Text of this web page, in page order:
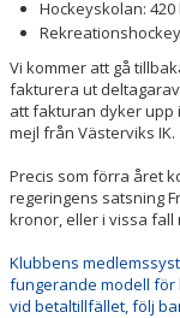
Hockeyskolan: 420
Vi kommer att gå
fakturera ut
att fakturan dyker upp
mejl från Västerviks IK.
Precis som förra året
regeringens satsning
kronor, eller i vissa
Klubbens
fungerande modell för
vid betaltillfället, följ